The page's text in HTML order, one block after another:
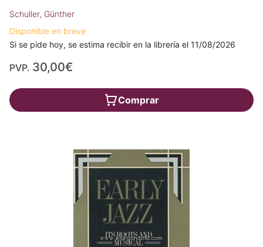
Schuller, Günther
Disponible en breve
Si se pide hoy, se estima recibir en la librería el 11/08/2026
PVP. 30,00€
Comprar